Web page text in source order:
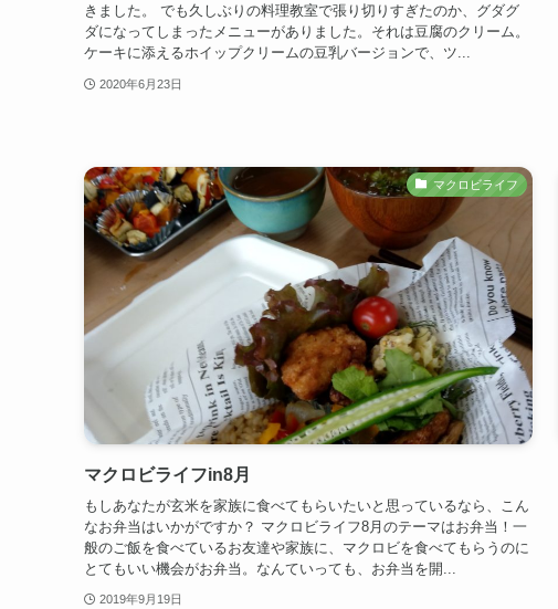
きました。 でも久しぶりの料理教室で張り切りすぎたのか、グダグ
ダになってしまったメニューがありました。それは豆腐のクリーム。
ケーキに添えるホイップクリームの豆乳バージョンで、ツ...
2020年6月23日
マクロビライフ
マクロビライフin8月
もしあなたが玄米を家族に食べてもらいたいと思っているなら、こん
なお弁当はいかがですか？ マクロビライフ8月のテーマはお弁当！一
般のご飯を食べているお友達や家族に、マクロビを食べてもらうのに
とてもいい機会がお弁当。なんていっても、お弁当を開...
2019年9月19日